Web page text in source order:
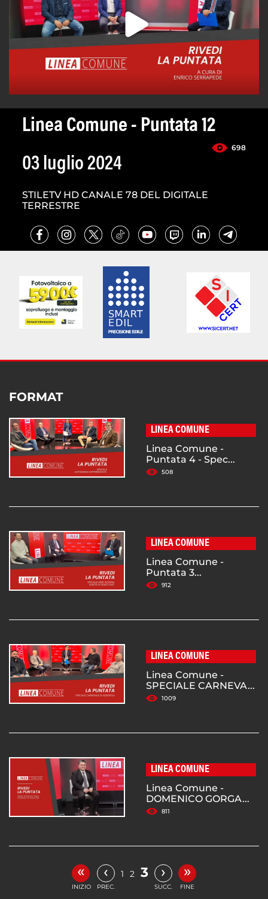
Linea Comune - Puntata 12
698
03 luglio 2024
STILETV HD CANALE 78 DEL DIGITALE
TERRESTRE
FORMAT
LINEA COMUNE
Linea Comune -
Puntata 4 - Spec...
508
LINEA COMUNE
Linea Comune -
Puntata 3...
912
LINEA COMUNE
Linea Comune -
SPECIALE CARNEVA...
1009
LINEA COMUNE
Linea Comune -
DOMENICO GORGA...
811
«
INIZIO
‹
PREC.
1 2 3 ›
SUCC.
»
FINE